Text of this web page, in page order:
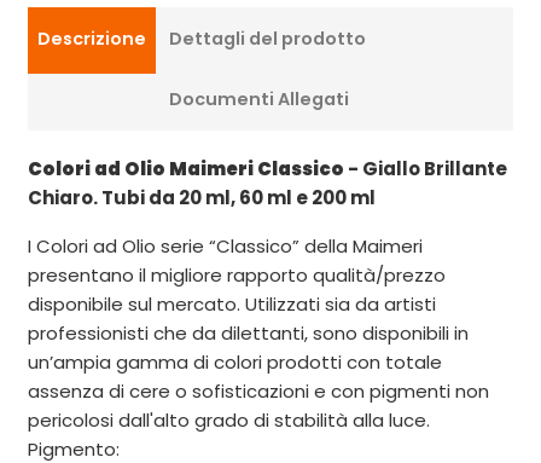
Descrizione Dettagli del prodotto
Documenti Allegati
Colori ad Olio Maimeri Classico - Giallo Brillante
Chiaro. Tubi da 20 ml, 60 ml e 200 ml
I Colori ad Olio serie “Classico” della Maimeri
presentano il migliore rapporto qualità/prezzo
disponibile sul mercato. Utilizzati sia da artisti
professionisti che da dilettanti, sono disponibili in
un’ampia gamma di colori prodotti con totale
assenza di cere o sofisticazioni e con pigmenti non
pericolosi dall'alto grado di stabilità alla luce.
Pigmento: